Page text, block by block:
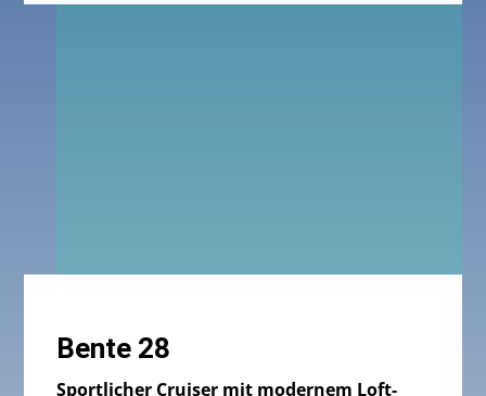
Bente 28
Sportlicher Cruiser mit modernem Loft-